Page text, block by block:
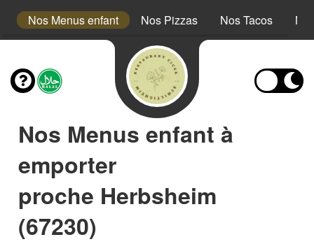
Nos Menus enfant Nos Pizzas Nos Tacos
Nos Menus enfant à
emporter
proche Herbsheim
(67230)